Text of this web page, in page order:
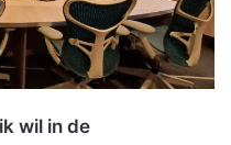
wil in de